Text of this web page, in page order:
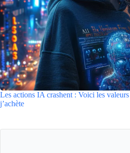
Les actions IA crashent : Voici les
j’achète